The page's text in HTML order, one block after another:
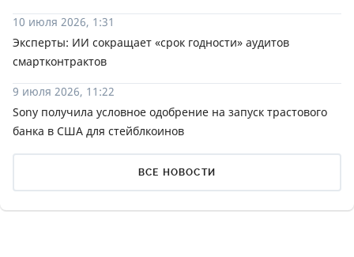
10 июля 2026, 1:31
Эксперты: ИИ сокращает «срок годности» аудитов
смартконтрактов
9 июля 2026, 11:22
Sony получила условное одобрение на запуск трастового
банка в США для стейблкоинов
ВСЕ НОВОСТИ